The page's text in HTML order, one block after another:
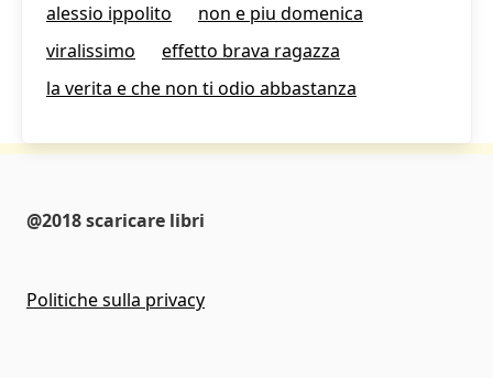
alessio ippolito
non e piu domenica
viralissimo
effetto brava ragazza
la verita e che non ti odio abbastanza
@2018 scaricare libri
Politiche sulla privacy